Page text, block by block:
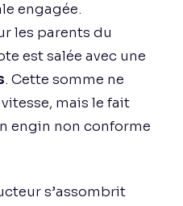
engagée.
les parents du
est salée avec une
. Cette somme ne
mais le fait
engin non conforme
s’assombrit